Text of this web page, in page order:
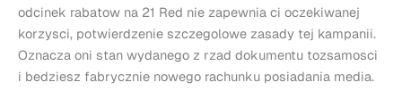
odcinek rabatow na 21 Red nie zapewnia ci oczekiwanej
korzysci, potwierdzenie szczegolowe zasady tej kampanii.
Oznacza oni stan wydanego z rzad dokumentu tozsamosci
i bedziesz fabrycznie nowego rachunku posiadania media.